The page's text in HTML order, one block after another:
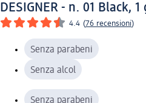
DESIGNER - n. 01 Black, 1
4.4 (76 recensioni)
Senza parabeni
Senza alcol
Senza parabeni